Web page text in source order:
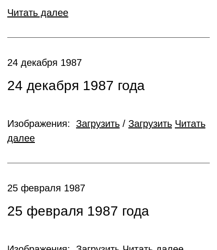
Читать далее
24 декабря 1987
24 декабря 1987 года
Изображения: Загрузить / Загрузить Читать
далее
25 февраля 1987
25 февраля 1987 года